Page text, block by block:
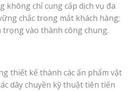
không chỉ cung cấp dịch vụ đa
chắc trong mắt khách hàng;
vào thành công chung.
thiết kế thành các ấn phẩm vật
dây chuyền kỹ thuật tiên tiến